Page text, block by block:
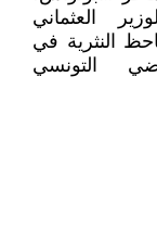
العثماني
النثرية في
التونسي